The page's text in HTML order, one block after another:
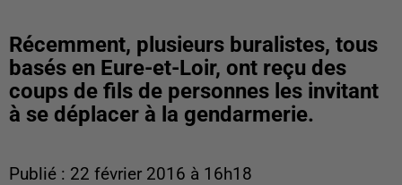
Récemment, plusieurs buralistes, tous
basés en Eure-et-Loir, ont reçu des
coups de fils de personnes les invitant
à se déplacer à la gendarmerie.
Publié : 22 février 2016 à 16h18